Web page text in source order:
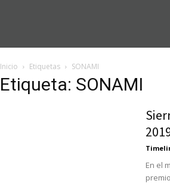
Inicio Etiquetas SONAMI
Etiqueta: SONAMI
En el